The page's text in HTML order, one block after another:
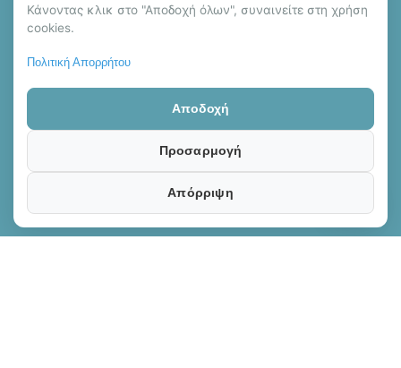
Καθημερινά 09:00 έως 01:00
+30 693 348 0319
Contact us
Open
Κάνοντας κλικ στο "Αποδοχή όλων", συναινείτε στη χρήση
cookies.
Πολιτική Απορρήτου
Αποδοχή
Προσαρμογή
Απόρριψη